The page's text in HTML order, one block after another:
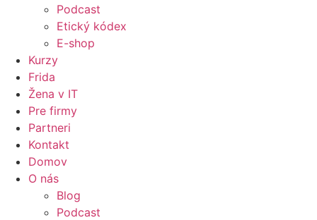
Podcast
Etický kódex
E-shop
Kurzy
Frida
Žena v IT
Pre firmy
Partneri
Kontakt
Domov
O nás
Blog
Podcast